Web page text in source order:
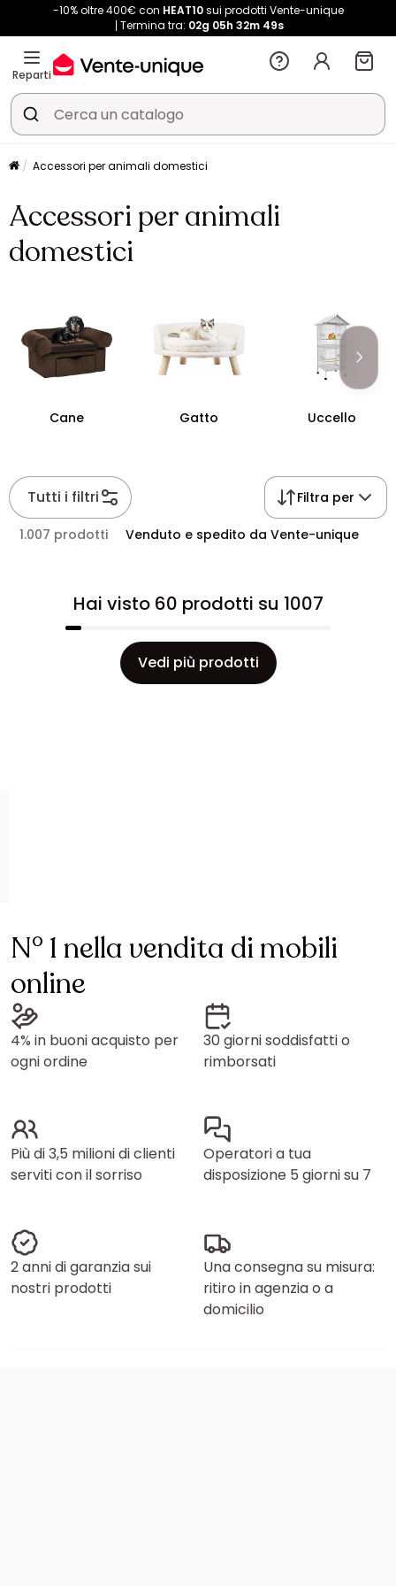
-10% oltre 400€ con HEAT10sui prodotti Vente-unique
Termina tra: 02g 05h 32m 49s
Reparti
Accessori per animali domestici
Accessori per animali
domestici
Cane Gatto Uccello
Tutti i filtri Filtra per
1.007 prodotti Venduto e spedito da Vente-unique
Hai visto 60 prodotti su 1007
Vedi più prodotti
N° 1 nella vendita di mobili
online
4% in buoni acquisto per
ogni ordine
30 giorni soddisfatti o
rimborsati
Più di 3,5 milioni di clienti
serviti con il sorriso
Operatori a tua
disposizione 5 giorni su 7
2 anni di garanzia sui
nostri prodotti
Una consegna su misura:
ritiro in agenzia o a
domicilio